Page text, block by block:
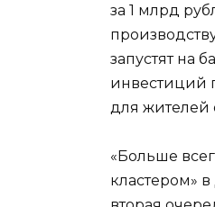
за 1 млрд
запустят на
инвестиций
для жителей
«Больше
кластером»